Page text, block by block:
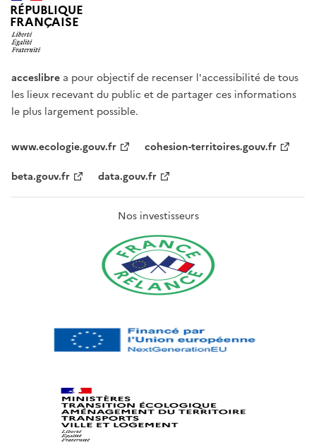
RÉPUBLIQUE
FRANÇAISE
acceslibre a pour objectif de recenser l'accessibilité de tous
les lieux recevant du public et de partager ces informations
le plus largement possible.
www.ecologie.gouv.fr
cohesion-territoires.gouv.fr
beta.gouv.fr
data.gouv.fr
Nos investisseurs